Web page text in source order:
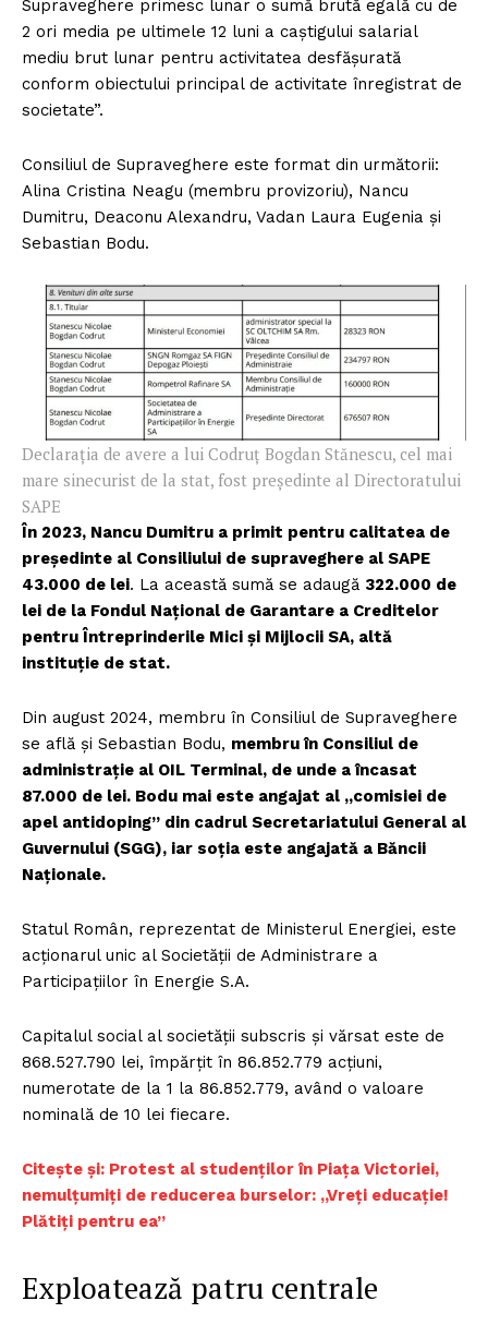
Supraveghere primesc lunar o sumă brută egală cu de
2 ori media pe ultimele 12 luni a caștigului salarial
mediu brut lunar pentru activitatea desfăşurată
conform obiectului principal de activitate înregistrat de
societate”.
Consiliul de Supraveghere este format din următorii:
Alina Cristina Neagu (membru provizoriu), Nancu
Dumitru, Deaconu Alexandru, Vadan Laura Eugenia și
Sebastian Bodu.
Declarația de avere a lui Codruț Bogdan Stănescu, cel mai
mare sinecurist de la stat, fost președinte al Directoratului
SAPE
În 2023, Nancu Dumitru a primit pentru calitatea de
președinte al Consiliului de supraveghere al SAPE
43.000 de lei. La această sumă se adaugă 322.000 de
lei de la Fondul Național de Garantare a Creditelor
pentru Întreprinderile Mici și Mijlocii SA, altă
instituție de stat.
Din august 2024, membru în Consiliul de Supraveghere
se află și Sebastian Bodu, membru în Consiliul de
administrație al OIL Terminal, de unde a încasat
87.000 de lei. Bodu mai este angajat al „comisiei de
apel antidoping” din cadrul Secretariatului General al
Guvernului (SGG), iar soția este angajată a Băncii
Naționale.
Statul Român, reprezentat de Ministerul Energiei, este
acţionarul unic al Societăţii de Administrare a
Participaţiilor în Energie S.A.
Capitalul social al societăţii subscris şi vărsat este de
868.527.790 lei, împărţit în 86.852.779 acţiuni,
numerotate de la 1 la 86.852.779, având o valoare
nominală de 10 lei fiecare.
Citește și: Protest al studenților în Piața Victoriei,
nemulțumiți de reducerea burselor: „Vreți educație!
Plătiți pentru ea”
Exploatează patru centrale